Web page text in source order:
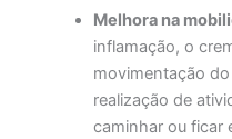
Melhora na
inflamação, o
movimentação
realização de
caminhar ou ficar